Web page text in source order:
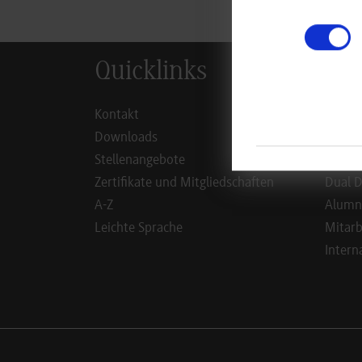
Quicklinks
Kontakt
Downloads
Stellenangebote
Zertifikate und Mitgliedschaften
A-Z
Leichte Sprache
Dual